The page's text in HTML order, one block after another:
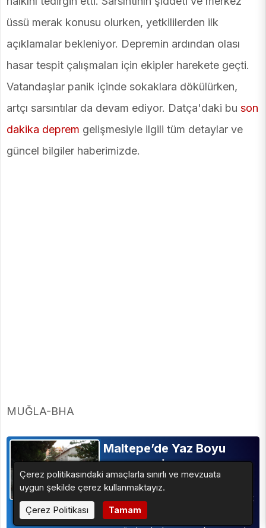
üssü merak konusu olurken, yetkililerden ilk
açıklamalar bekleniyor. Depremin ardından olası
hasar tespit çalışmaları için ekipler harekete geçti.
Vatandaşlar panik içinde sokaklara dökülürken,
artçı sarsıntılar da devam ediyor. Datça'daki bu son
dakika deprem gelişmesiyle ilgili tüm detaylar ve
güncel bilgiler haberimizde.
MUĞLA-BHA
Maltepe’de Yaz Boyu
Kesintisiz İlaçlama
Seferberliği
Maltepe Belediyesi, yaz aylarında halk
sağlığını korumaya yönelik ilaçlama
çalışmalarını aralıksız sürdürüyor. İlçe
Çerez politikasındaki amaçlarla sınırlı ve mevzuata
uygun şekilde çerez kullanmaktayız.
Çerez Politikası
Tamam